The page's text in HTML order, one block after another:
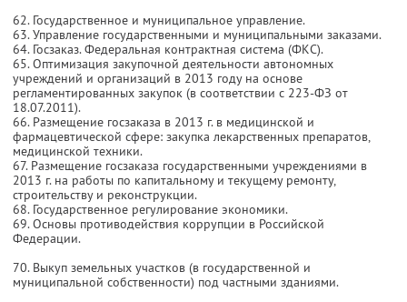
62. Государственное и муниципальное управление.
63. Управление государственными и муниципальными заказами.
64. Госзаказ. Федеральная контрактная система (ФКС).
65. Оптимизация закупочной деятельности автономных
учреждений и организаций в 2013 году на основе
регламентированных закупок (в соответствии с 223-ФЗ от
18.07.2011).
66. Размещение госзаказа в 2013 г. в медицинской и
фармацевтической сфере: закупка лекарственных препаратов,
медицинской техники.
67. Размещение госзаказа государственными учреждениями в
2013 г. на работы по капитальному и текущему ремонту,
строительству и реконструкции.
68. Государственное регулирование экономики.
69. Основы противодействия коррупции в Российской
Федерации.
70. Выкуп земельных участков (в государственной и
муниципальной собственности) под частными зданиями.